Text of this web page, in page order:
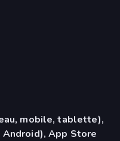
mobile, tablette),
Android), App Store